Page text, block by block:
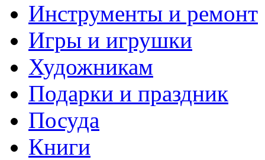
Инструменты и ремонт
Игры и игрушки
Художникам
Подарки и праздник
Посуда
Книги